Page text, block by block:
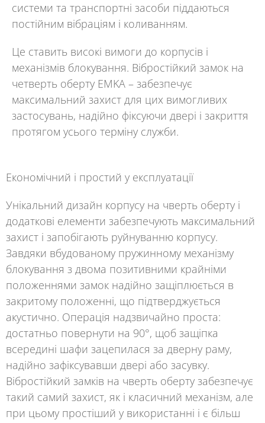
системи та транспортні засоби піддаються
постійним вібраціям і коливанням.
Це ставить високі вимоги до корпусів і
механізмів блокування. Вібростійкий замок на
четверть оберту EMKA – забезпечує
максимальний захист для цих вимогливих
застосувань, надійно фіксуючи двері і закриття
протягом усього терміну служби.
Економічний і простий у експлуатації
Унікальний дизайн корпусу на чверть оберту і
додаткові елементи забезпечують максимальний
захист і запобігають руйнуванню корпусу.
Завдяки вбудованому пружинному механізму
блокування з двома позитивними крайніми
положеннями замок надійно защіплюється в
закритому положенні, що підтверджується
акустично. Операція надзвичайно проста:
достатньо повернути на 90°, щоб защіпка
всередині шафи зацепилася за дверну раму,
надійно зафіксувавши двері або засувку.
Вібростійкий замків на чверть оберту забезпечує
такий самий захист, як і класичний механізм, але
при цьому простіший у використанні і є більш